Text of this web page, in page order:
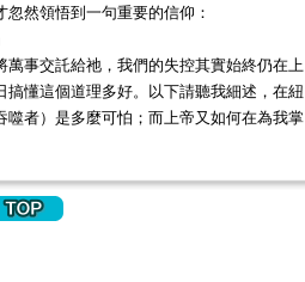
然領悟到一句重要的信仰：
事交託給祂，我們的失控其實始終仍在上
懂這個道理多好。以下請聽我細述，在紐
者）是多麼可怕；而上帝又如何在為我掌